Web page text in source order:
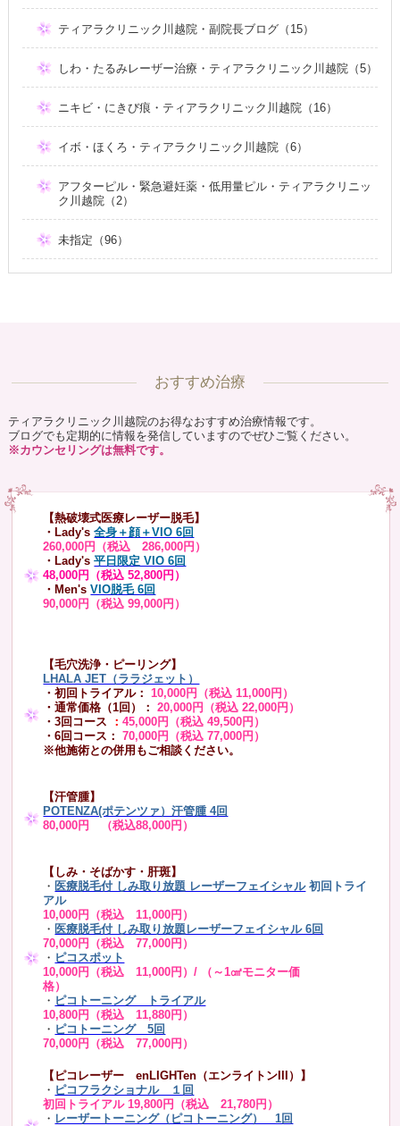
ティアラクリニック川越院・副院長ブログ（15）
しわ・たるみレーザー治療・ティアラクリニック川越院（5）
ニキビ・にきび痕・ティアラクリニック川越院（16）
イボ・ほくろ・ティアラクリニック川越院（6）
アフターピル・緊急避妊薬・低用量ピル・ティアラクリニッ
ク川越院（2）
未指定（96）
おすすめ治療
ティアラクリニック川越院のお得なおすすめ治療情報です。
ブログでも定期的に情報を発信していますのでぜひご覧ください。
※カウンセリングは無料です。
【熱破壊式医療レーザー脱毛】
・Lady's 全身＋顔＋VIO 6回
260,000円（税込 286,000円）
・Lady's平日限定 VIO 6回
48,000円（税込 52,800円）
・Men's VIO脱毛 6回
90,000円（税込 99,000円）
【毛穴洗浄・ピーリング】
LHALA JET（ララジェット）
・初回トライアル：10,000円（税込 11,000円）
・通常価格（1回）：
20,000円（税込 22,000円）
・3回コース ：45,000円（税込 49,500円）
・6回コース：
70,000円（税込 77,000円）
※他施術との併用もご相談ください。
【汗管腫】
POTENZA(ポテンツァ）汗管腫 4回
80,000円 （税込88,000円）
【しみ・そばかす・肝斑】
・ 医療脱毛付 しみ取り放題 レーザーフェイシャル 初回トライ
アル
10,000円（税込 11,000円）
・ 医療脱毛付 しみ取り放題レーザーフェイシャル 6回
70,000円（税込 77,000円）
・ ピコスポット
10,000円（税込 11,000円）/ （～1㎠モニター価
格）
・ ピコトーニング トライアル
10,800円（税込 11,880円）
・ ピコトーニング 5回
70,000円（税込 77,000円）
【ピコレーザー enLIGHTen（エンライトンIII）】
・ ピコフラクショナル １回
初回トライアル 19,800円（税込 21,780円）
・ レーザートーニング（ピコトーニング） 1回